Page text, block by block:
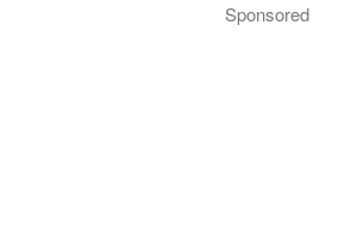
Sponsored